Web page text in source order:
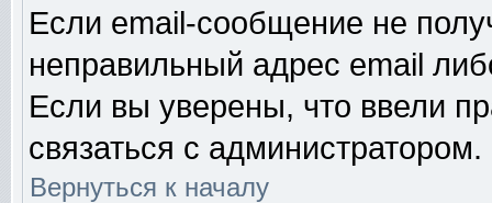
Если email-сообщение не
неправильный адрес email
Если вы уверены, что ввели
связаться с администратором.
Вернуться к началу